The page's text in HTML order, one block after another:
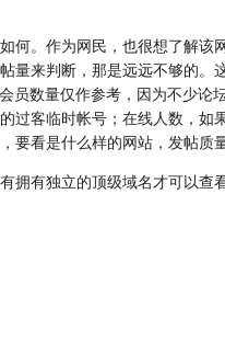
。作为网民，也很想了解该
量来判断，那是远远不够的。
数量仅作参考，因为不少论
客临时帐号；在线人数，如果
要看是什么样的网站，发帖质
有独立的顶级域名才可以查